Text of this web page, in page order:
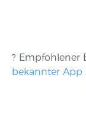
? Empfohlener
bekannter